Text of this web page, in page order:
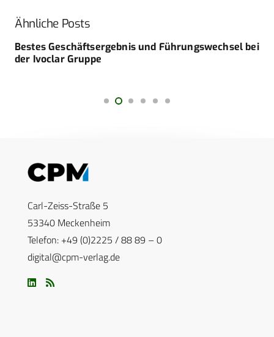
Ähnliche Posts
Bestes Geschäftsergebnis und Führungswechsel bei
der Ivoclar Gruppe
Carl-Zeiss-Straße 5
53340 Meckenheim
Telefon: +49 (0)2225 / 88 89 – 0
digital@cpm-verlag.de